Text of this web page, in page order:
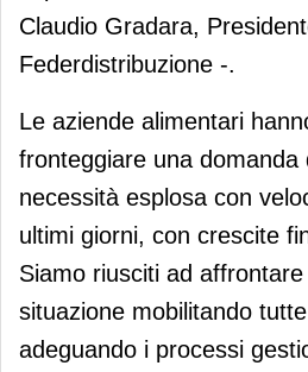
Claudio Gradara,
Federdistribuzione -.
Le aziende alimentari
fronteggiare una domanda
necessità esplosa con
ultimi giorni, con crescite
Siamo riusciti ad
situazione mobilitando
adeguando i processi